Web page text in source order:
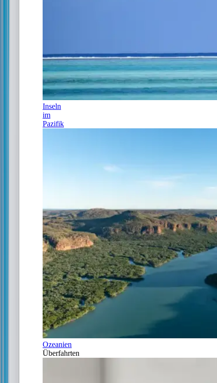
Inseln
im
Pazifik
Ozeanien
Überfahrten